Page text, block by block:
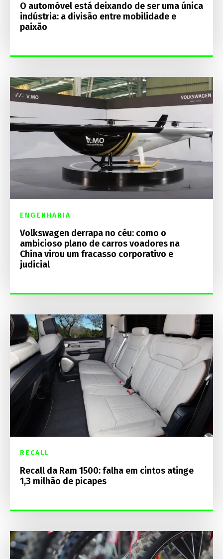
O automóvel está deixando de ser uma única
indústria: a divisão entre mobilidade e
paixão
ENGENHARIA
Volkswagen derrapa no céu: como o
ambicioso plano de carros voadores na
China virou um fracasso corporativo e
judicial
RECALL
Recall da Ram 1500: falha em cintos atinge
1,3 milhão de picapes